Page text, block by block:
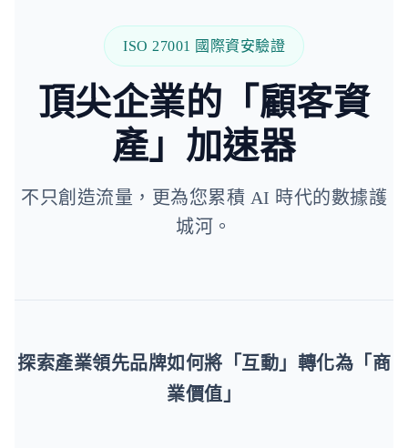
ISO 27001 國際資安驗證
頂尖企業的「顧客資
產」加速器
不只創造流量，更為您累積 AI 時代的數據護
城河。
探索產業領先品牌如何將「互動」轉化為「商
業價值」